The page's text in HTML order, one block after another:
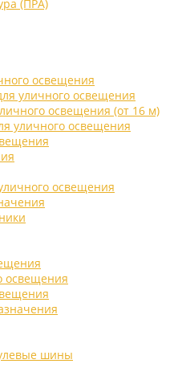
(ПРА)
освещения
уличного освещения
освещения (от 16 м)
уличного освещения
освещения
освещения
шины